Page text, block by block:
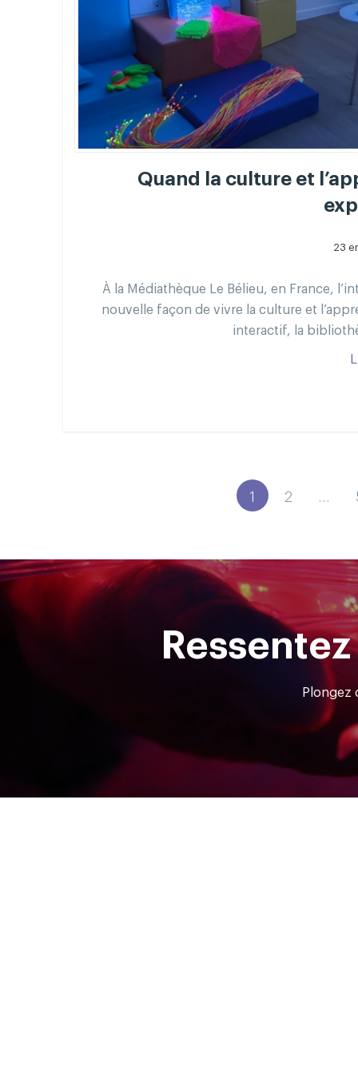
Quand la culture et
23
À la Médiathèque Le Bélieu, en France,
nouvelle façon de vivre la culture et
interactif, la
1 2
Plongez